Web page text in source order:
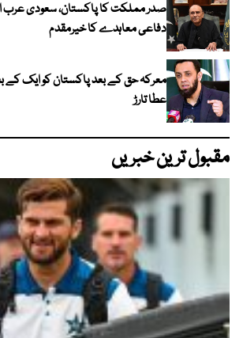
صدر مملکت کا پاکستان، سعودی عرب
دفاعی معاہدے کا خیرمقدم
معرکہ حق کے بعد پاکستان کو ایک کے
عطا تارڑ
مقبول ترین خبریں